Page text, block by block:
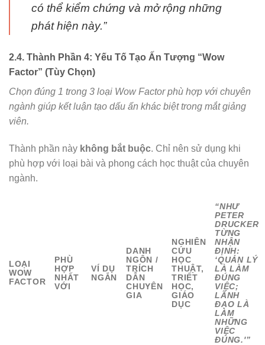
có thể kiểm chứng và mở rộng những
phát hiện này.”
2.4. Thành Phần 4: Yếu Tố Tạo Ấn Tượng “Wow
Factor” (Tùy Chọn)
Chọn đúng 1 trong 3 loại Wow Factor phù hợp với chuyên
ngành giúp kết luận tạo dấu ấn khác biệt trong mắt giảng
viên.
Thành phần này không bắt buộc. Chỉ nên sử dụng khi
phù hợp với loại bài và phong cách học thuật của chuyên
ngành.
LOẠI
WOW
FACTOR
PHÙ
HỢP
NHẤT
VỚI
VÍ DỤ
NGẮN
DANH
NGÔN /
TRÍCH
DẪN
CHUYÊN
GIA
NGHIÊN
CỨU
HỌC
THUẬT,
TRIẾT
HỌC,
GIÁO
DỤC
“NHƯ
PETER
DRUCKER
TỪNG
NHẬN
ĐỊNH:
‘QUẢN LÝ
LÀ LÀM
ĐÚNG
VIỆC;
LÃNH
ĐẠO LÀ
LÀM
NHỮNG
VIỆC
ĐÚNG.'”